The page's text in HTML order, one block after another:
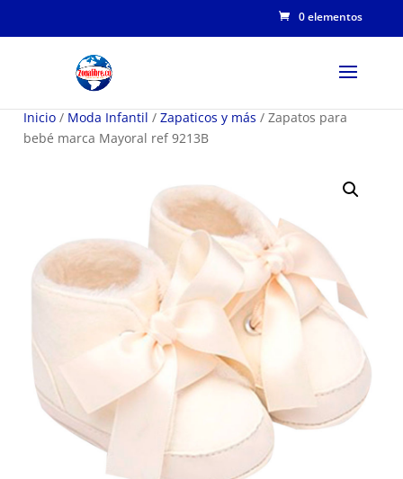
0 elementos
Inicio / Moda Infantil / Zapaticos y más / Zapatos para
bebé marca Mayoral ref 9213B